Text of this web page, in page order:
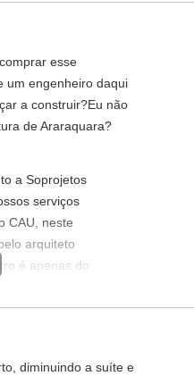
fornecidos
nossos
é a relação da
gastos na
Excel para
os valores
a planilha
total.
esse
um engenheiro daqui
a construir?Eu não
de Araraquara?
a Soprojetos
serviços
CAU, neste
arquiteto
é apenas do
de sua
diminuindo a suíte e